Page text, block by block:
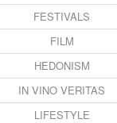
FESTIVALS
FILM
HEDONISM
IN VINO VERITAS
LIFESTYLE